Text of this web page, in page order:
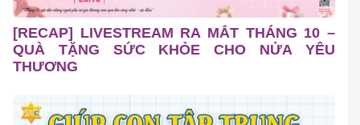
[RECAP] LIVESTREAM RA MẮT THÁNG 10 –
QUÀ TẶNG SỨC KHỎE CHO NỬA YÊU
THƯƠNG